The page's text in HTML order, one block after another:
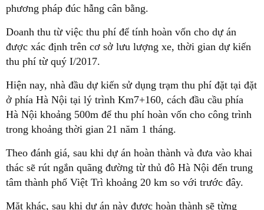
phương pháp đúc hẫng cân bằng.
Doanh thu từ việc thu phí để tính hoàn vốn cho dự án
được xác định trên cơ sở lưu lượng xe, thời gian dự kiến
thu phí từ quý I/2017.
Hiện nay, nhà đầu dự kiến sử dụng trạm thu phí đặt tại đặt
ở phía Hà Nội tại lý trình Km7+160, cách đầu cầu phía
Hà Nội khoảng 500m để thu phí hoàn vốn cho công trình
trong khoảng thời gian 21 năm 1 tháng.
Theo đánh giá, sau khi dự án hoàn thành và đưa vào khai
thác sẽ rút ngắn quãng đường từ thủ đô Hà Nội đến trung
tâm thành phố Việt Trì khoảng 20 km so với trước đây.
Mặt khác, sau khi dự án này được hoàn thành sẽ từng